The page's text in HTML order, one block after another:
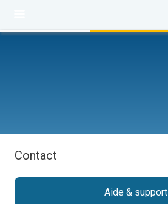
Contact
Aide & support